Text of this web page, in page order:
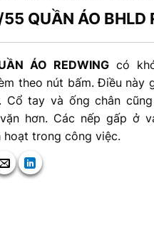
QUẦN ÁO BHLD
ÁO REDWINGcó
theo nút bấm. Điều này
Cổ tay và ống chân
hơn. Các nếp gấp ở
hoạt trong công việc.